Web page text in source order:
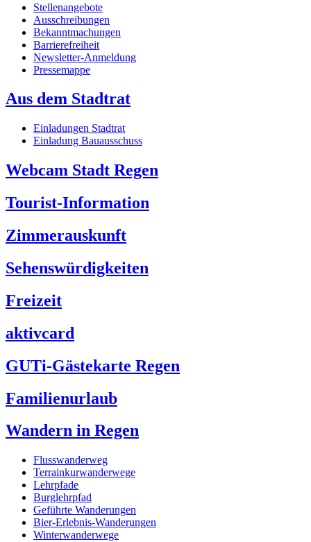
Stellenangebote
Ausschreibungen
Bekanntmachungen
Barrierefreiheit
Newsletter-Anmeldung
Pressemappe
Aus dem Stadtrat
Einladungen Stadtrat
Einladung Bauausschuss
Webcam Stadt Regen
Tourist-Information
Zimmerauskunft
Sehenswürdigkeiten
Freizeit
aktivcard
GUTi-Gästekarte Regen
Familienurlaub
Wandern in Regen
Flusswanderweg
Terrainkurwanderwege
Lehrpfade
Burglehrpfad
Geführte Wanderungen
Bier-Erlebnis-Wanderungen
Winterwanderwege